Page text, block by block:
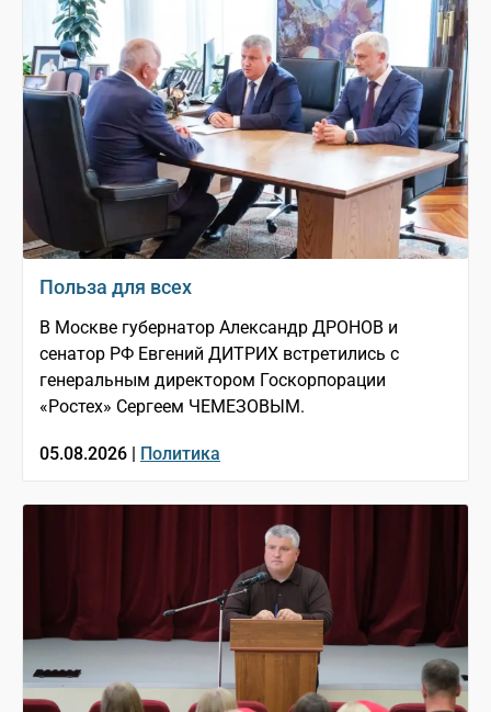
Польза для всех
В Москве губернатор Александр ДРОНОВ и
сенатор РФ Евгений ДИТРИХ встретились с
генеральным директором Госкорпорации
«Ростех» Сергеем ЧЕМЕЗОВЫМ.
05.08.2026 | Политика